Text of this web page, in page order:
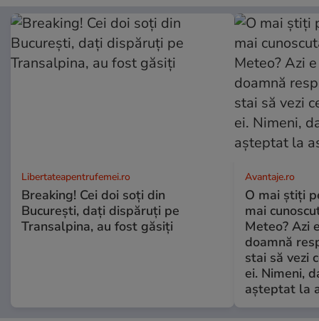
Libertateapentrufemei.ro
Breaking! Cei doi soți din
București, dați dispăruți pe
Transalpina, au fost găsiți
Avantaje.ro
O mai știți
mai
Meteo? Azi
doamnă
stai să vezi
ei. Nimeni,
așteptat la